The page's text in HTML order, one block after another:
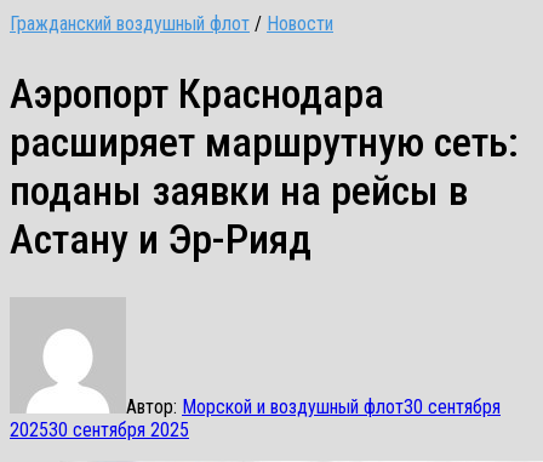
Гражданский воздушный флот / Новости
Аэропорт Краснодара
расширяет маршрутную сеть:
поданы заявки на рейсы в
Астану и Эр-Рияд
Автор: Морской и воздушный флот30 сентября
202530 сентября 2025